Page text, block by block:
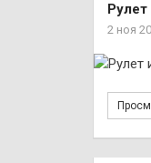
2 ноя